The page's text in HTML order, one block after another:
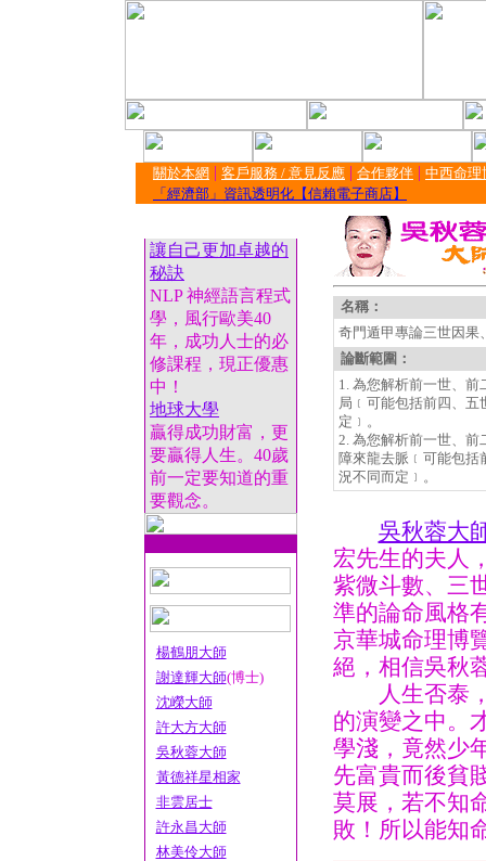
關於本網 | 客戶服務 / 意見反應 | 合作夥伴 | 中西命理
「經濟部」資訊透明化【信賴電子商店】
讓自己更加卓越的
秘訣
NLP 神經語言程式
學，風行歐美40
年，成功人士的必
修課程，現正優惠
中！
地球大學
贏得成功財富，更
要贏得人生。40歲
前一定要知道的重
要觀念。
楊鶴朋大師
謝達輝大師(博士)
沈嶸大師
許大方大師
吳秋蓉大師
黃德祥星相家
非雲居士
許永昌大師
林美伶大師
名稱：
奇門遁甲專論三世因果
論斷範圍：
1. 為您解析前一世、
局﹝可能包括前四、五
定﹞。
2. 為您解析前一世、前
障來龍去脈﹝可能包括
況不同而定﹞。
吳秋蓉大
宏先生的夫人
紫微斗數、三
準的論命風格
京華城命理博
絕，相信吳秋
人生否泰，
的演變之中。
學淺，竟然少
先富貴而後貧
莫展，若不知
敗！所以能知